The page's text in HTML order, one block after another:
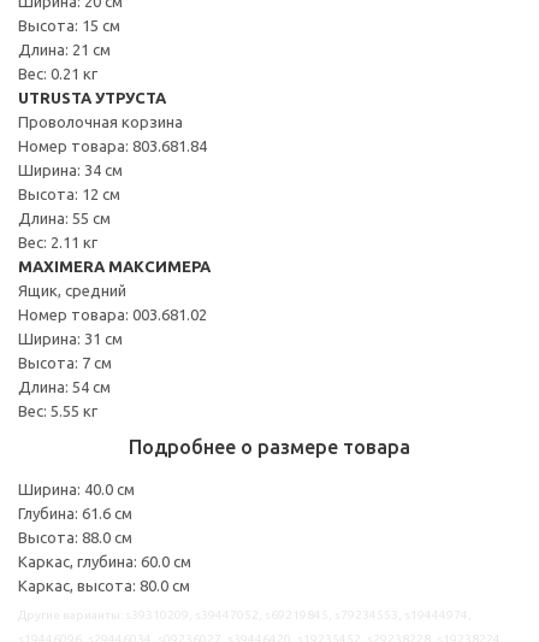
Высота: 15 см
Длина: 21 см
Вес: 0.21 кг
UTRUSTA УТРУСТА
Проволочная корзина
Номер товара: 803.681.84
Ширина: 34 см
Высота: 12 см
Длина: 55 см
Вес: 2.11 кг
MAXIMERA МАКСИМЕРА
Ящик, средний
Номер товара: 003.681.02
Ширина: 31 см
Высота: 7 см
Длина: 54 см
Вес: 5.55 кг
Подробнее о размере товара
Ширина: 40.0 см
Глубина: 61.6 см
Высота: 88.0 см
Каркас, глубина: 60.0 см
Каркас, высота: 80.0 см